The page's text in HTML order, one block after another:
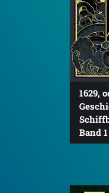
1629,
Band 1